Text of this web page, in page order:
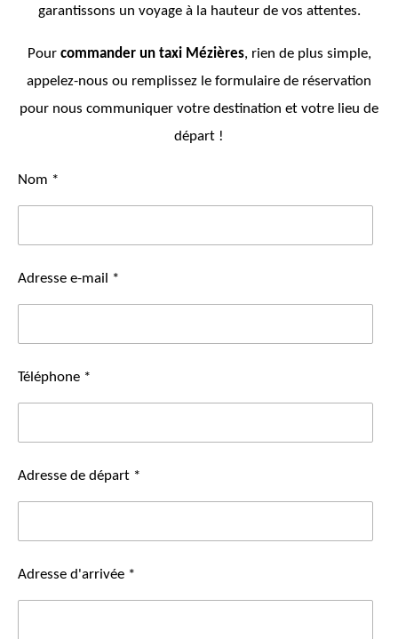
garantissons un voyage à la hauteur de vos attentes.
Pour commander un taxi Mézières, rien de plus simple,
appelez-nous ou remplissez le formulaire de réservation
pour nous communiquer votre destination et votre lieu de
départ !
Nom *
Adresse e-mail *
Téléphone *
Adresse de départ *
Adresse d'arrivée *